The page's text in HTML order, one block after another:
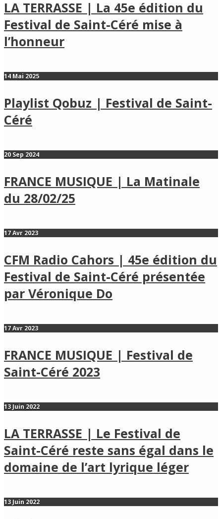
LA TERRASSE | La 45e édition du
Festival de Saint-Céré mise à
l’honneur
14 Mai 2025
Playlist Qobuz | Festival de Saint-
Céré
20 Sep 2024
FRANCE MUSIQUE | La Matinale
du 28/02/25
17 Avr 2023
CFM Radio Cahors | 45e édition du
Festival de Saint-Céré présentée
par Véronique Do
17 Avr 2023
FRANCE MUSIQUE | Festival de
Saint-Céré 2023
13 Juin 2022
LA TERRASSE | Le Festival de
Saint-Céré reste sans égal dans le
domaine de l’art lyrique léger
13 Juin 2022